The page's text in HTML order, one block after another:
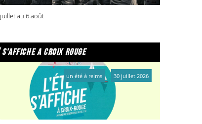
au 6 août
a croix rouge
un été à reims 30 juillet 2026